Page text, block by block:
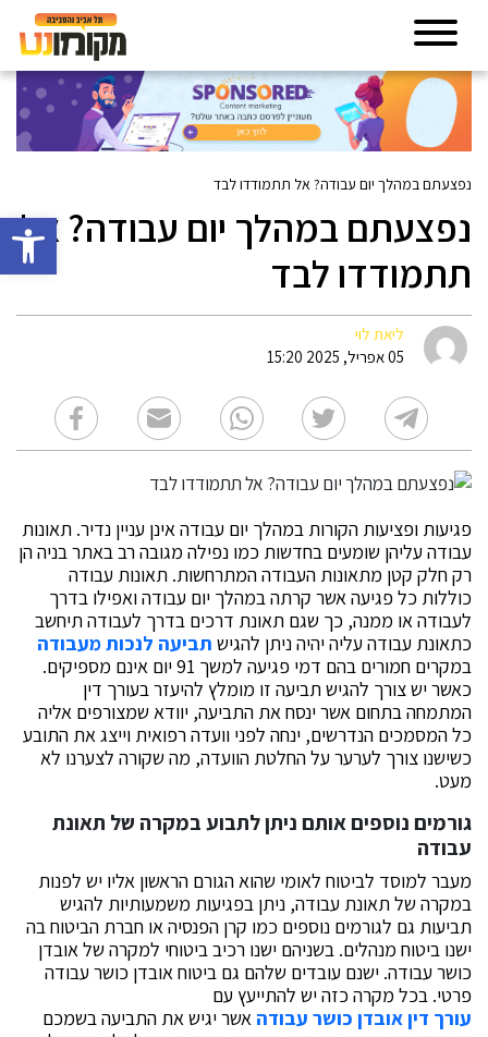
פתח
נפצעתם במהלך יום עבודה? אל תתמודדו לבד
נפצעתם במהלך יום עבודה? אל
תתמודדו לבד
ליאת לוי
05 אפריל, 2025 15:20
פגיעות ופציעות הקורות במהלך יום עבודה אינן עניין נדיר. תאונות
עבודה עליהן שומעים בחדשות כמו נפילה מגובה רב באתר בניה הן
רק חלק קטן מתאונות העבודה המתרחשות. תאונות עבודה
כוללות כל פגיעה אשר קרתה במהלך יום עבודה ואפילו בדרך
לעבודה או ממנה, כך שגם תאונת דרכים בדרך לעבודה תיחשב
כתאונת עבודה עליה יהיה ניתן להגיש תביעה לנכות מעבודה
במקרים חמורים בהם דמי פגיעה למשך 91 יום אינם מספיקים.
כאשר יש צורך להגיש תביעה זו מומלץ להיעזר בעורך דין
המתמחה בתחום אשר ינסח את התביעה, יוודא שמצורפים אליה
כל המסמכים הנדרשים, ינחה לפני וועדה רפואית וייצג את התובע
כשישנו צורך לערער על החלטת הוועדה, מה שקורה לצערנו לא
מעט.
גורמים נוספים אותם ניתן לתבוע במקרה של תאונת
עבודה
מעבר למוסד לביטוח לאומי שהוא הגורם הראשון אליו יש לפנות
במקרה של תאונת עבודה, ניתן בפגיעות משמעותיות להגיש
תביעות גם לגורמים נוספים כמו קרן הפנסיה או חברת הביטוח בה
ישנו ביטוח מנהלים. בשניהם ישנו רכיב ביטוחי למקרה של אובדן
כושר עבודה. ישנם עובדים שלהם גם ביטוח אובדן כושר עבודה
פרטי. בכל מקרה כזה יש להתייעץ עם
עורך דין אובדן כושר עבודה אשר יגיש את התביעה בשמכם